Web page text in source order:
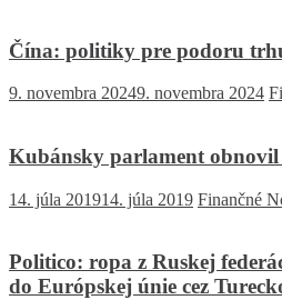
Čína: politiky pre podoru
9. novembra 20249. novembra 2024
Kubánsky parlament
14. júla 201914. júla 2019 Finančné
Politico: ropa z Ruskej
do Európskej únie cez